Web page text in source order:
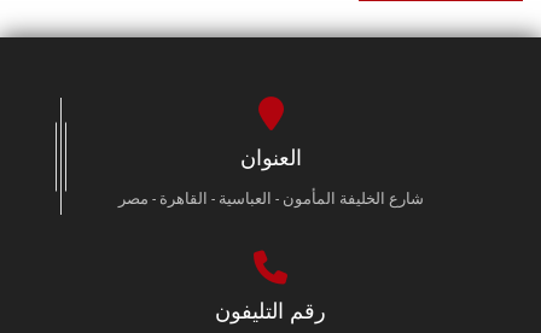
العنوان
شارع الخليفة المأمون - العباسية - القاهرة - مصر
رقم التليفون